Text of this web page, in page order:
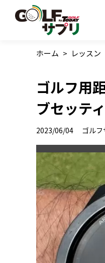
ホーム > レッスン
ゴルフ用
ブセッテ
2023/06/04 ゴル